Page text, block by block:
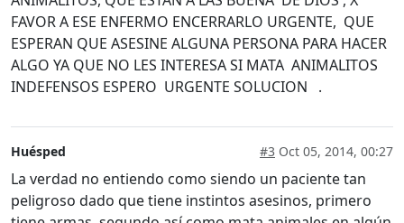
FAVOR A ESE ENFERMO ENCERRARLO URGENTE, QUE
ESPERAN QUE ASESINE ALGUNA PERSONA PARA HACER
ALGO YA QUE NO LES INTERESA SI MATA ANIMALITOS
INDEFENSOS ESPERO URGENTE SOLUCION .
Huésped #3 Oct 05, 2014, 00:27
La verdad no entiendo como siendo un paciente tan
peligroso dado que tiene instintos asesinos, primero